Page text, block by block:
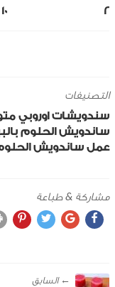
2
10 ‎دقيقة
التصنيفات
سندويشات اوروبي
ساندويش الحلوم
عمل ساندويش
مشاركة & طباعة
← ‎السابق